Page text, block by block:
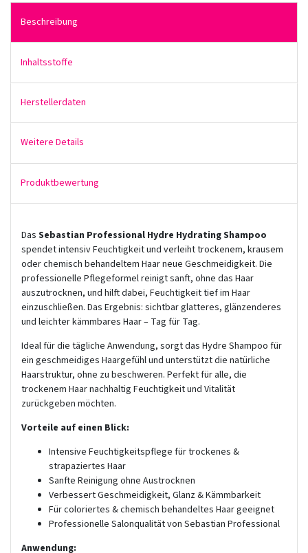
Beschreibung
Inhaltsstoffe
Herstellerdaten
Weitere Details
Produktbewertung
Das Sebastian Professional Hydre Hydrating Shampoo
spendet intensiv Feuchtigkeit und verleiht trockenem, krausem
oder chemisch behandeltem Haar neue Geschmeidigkeit. Die
professionelle Pflegeformel reinigt sanft, ohne das Haar
auszutrocknen, und hilft dabei, Feuchtigkeit tief im Haar
einzuschließen. Das Ergebnis: sichtbar glatteres, glänzenderes
und leichter kämmbares Haar – Tag für Tag.
Ideal für die tägliche Anwendung, sorgt das Hydre Shampoo für
ein geschmeidiges Haargefühl und unterstützt die natürliche
Haarstruktur, ohne zu beschweren. Perfekt für alle, die
trockenem Haar nachhaltig Feuchtigkeit und Vitalität
zurückgeben möchten.
Vorteile auf einen Blick:
Intensive Feuchtigkeitspflege für trockenes &
strapaziertes Haar
Sanfte Reinigung ohne Austrocknen
Verbessert Geschmeidigkeit, Glanz & Kämmbarkeit
Für coloriertes & chemisch behandeltes Haar geeignet
Professionelle Salonqualität von Sebastian Professional
Anwendung: